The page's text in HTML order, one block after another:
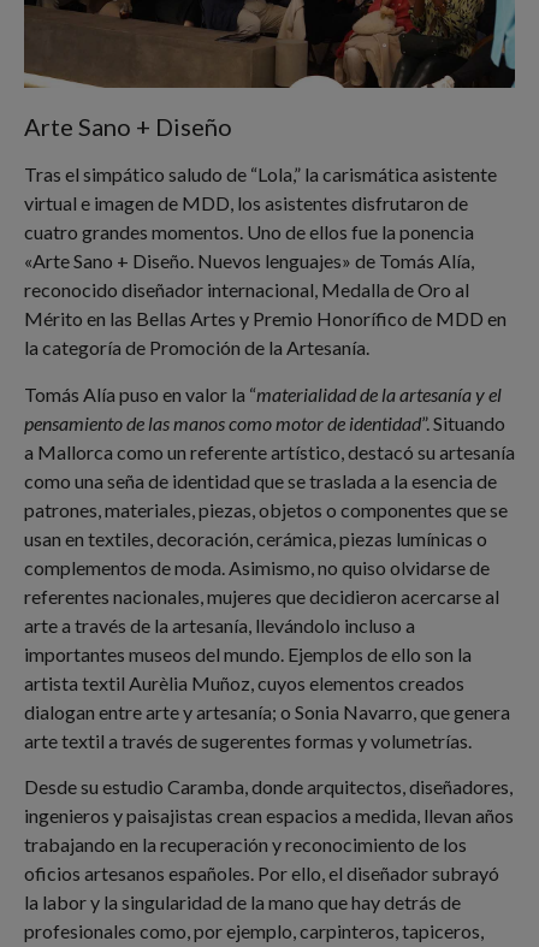
Arte Sano + Diseño
Tras el simpático saludo de “Lola,” la carismática asistente
virtual e imagen de MDD, los asistentes disfrutaron de
cuatro grandes momentos. Uno de ellos fue la ponencia
«Arte Sano + Diseño. Nuevos lenguajes» de Tomás Alía,
reconocido diseñador internacional, Medalla de Oro al
Mérito en las Bellas Artes y Premio Honorífico de MDD en
la categoría de Promoción de la Artesanía.
Tomás Alía puso en valor la “materialidad de la artesanía y el
pensamiento de las manos como motor de identidad”. Situando
a Mallorca como un referente artístico, destacó su artesanía
como una seña de identidad que se traslada a la esencia de
patrones, materiales, piezas, objetos o componentes que se
usan en textiles, decoración, cerámica, piezas lumínicas o
complementos de moda. Asimismo, no quiso olvidarse de
referentes nacionales, mujeres que decidieron acercarse al
arte a través de la artesanía, llevándolo incluso a
importantes museos del mundo. Ejemplos de ello son la
artista textil Aurèlia Muñoz, cuyos elementos creados
dialogan entre arte y artesanía; o Sonia Navarro, que genera
arte textil a través de sugerentes formas y volumetrías.
Desde su estudio Caramba, donde arquitectos, diseñadores,
ingenieros y paisajistas crean espacios a medida, llevan años
trabajando en la recuperación y reconocimiento de los
oficios artesanos españoles. Por ello, el diseñador subrayó
la labor y la singularidad de la mano que hay detrás de
profesionales como, por ejemplo, carpinteros, tapiceros,